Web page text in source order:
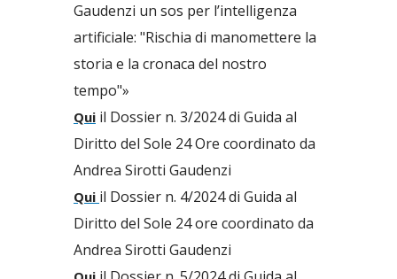
Gaudenzi un sos per l’intelligenza
artificiale: "Rischia di manomettere la
storia e la cronaca del nostro
tempo"»
Qui il Dossier n. 3/2024 di Guida al
Diritto del Sole 24 Ore coordinato da
Andrea Sirotti Gaudenzi
Qui il Dossier n. 4/2024 di Guida al
Diritto del Sole 24 ore coordinato da
Andrea Sirotti Gaudenzi